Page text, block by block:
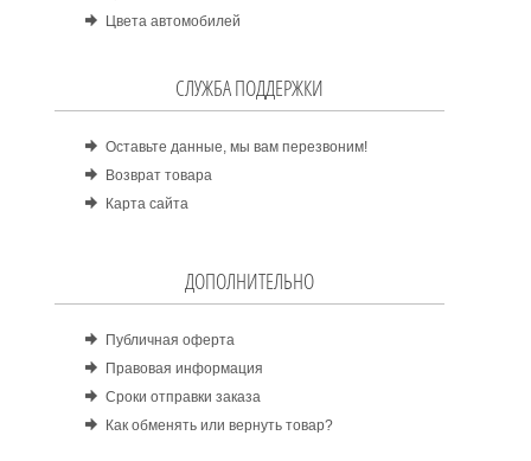
Цвета автомобилей
СЛУЖБА ПОДДЕРЖКИ
Оставьте данные, мы вам перезвоним!
Возврат товара
Карта сайта
ДОПОЛНИТЕЛЬНО
Публичная оферта
Правовая информация
Сроки отправки заказа
Как обменять или вернуть товар?